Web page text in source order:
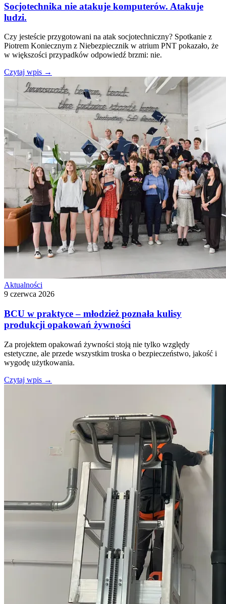
Socjotechnika nie atakuje komputerów. Atakuje
ludzi.
Czy jesteście przygotowani na atak socjotechniczny? Spotkanie z
Piotrem Koniecznym z Niebezpiecznik w atrium PNT pokazało, że
w większości przypadków odpowiedź brzmi: nie.
Czytaj wpis →
Aktualności
9 czerwca 2026
BCU w praktyce – młodzież poznała kulisy
produkcji opakowań żywności
Za projektem opakowań żywności stoją nie tylko względy
estetyczne, ale przede wszystkim troska o bezpieczeństwo, jakość i
wygodę użytkowania.
Czytaj wpis →